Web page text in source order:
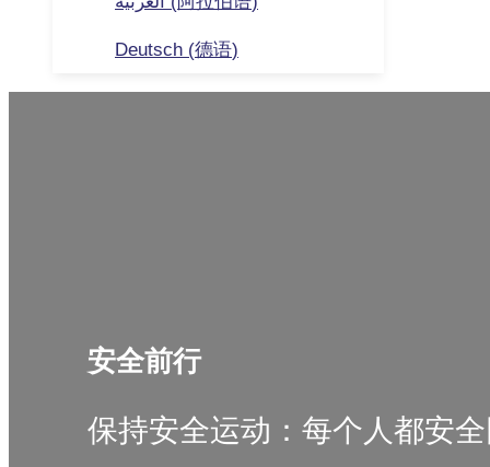
Deutsch (德语)
安全前行
保持安全运动：每个人都安